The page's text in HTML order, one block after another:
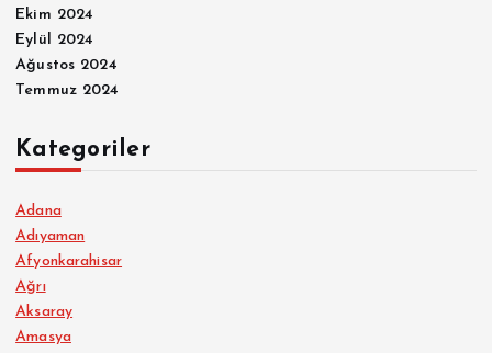
Ekim 2024
Eylül 2024
Ağustos 2024
Temmuz 2024
Kategoriler
Adana
Adıyaman
Afyonkarahisar
Ağrı
Aksaray
Amasya